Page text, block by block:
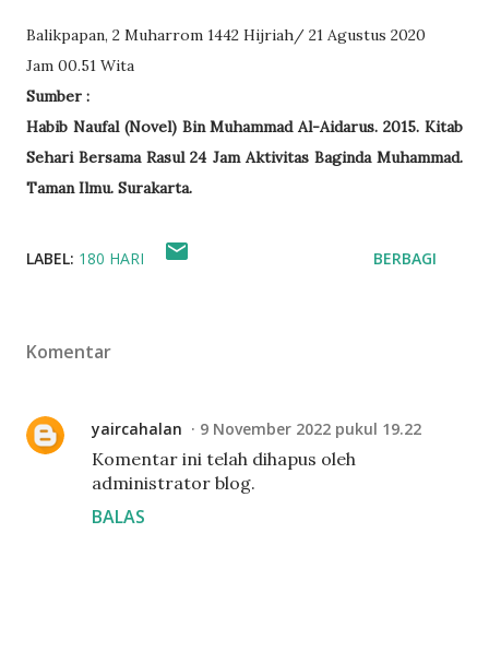
Balikpapan, 2 Muharrom 1442 Hijriah/ 21 Agustus 2020
Jam 00.51 Wita
Sumber :
Habib Naufal (Novel) Bin Muhammad Al-Aidarus. 2015. Kitab
Sehari Bersama Rasul 24 Jam Aktivitas Baginda Muhammad.
Taman Ilmu. Surakarta.
LABEL: 180 HARI BERBAGI
Komentar
yaircahalan 9 November 2022 pukul 19.22
Komentar ini telah dihapus oleh
administrator blog.
BALAS